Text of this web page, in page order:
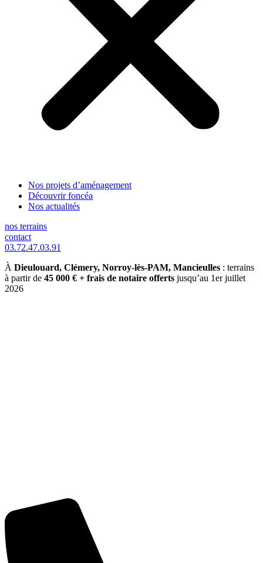
Nos projets d’aménagement
Découvrir foncéa
Nos actualités
nos terrains
contact
03.72.47.03.91
À Dieulouard, Clémery, Norroy-lès-PAM, Mancieulles : terrains
à partir de 45 000 € + frais de notaire offerts jusqu’au 1er juillet
2026